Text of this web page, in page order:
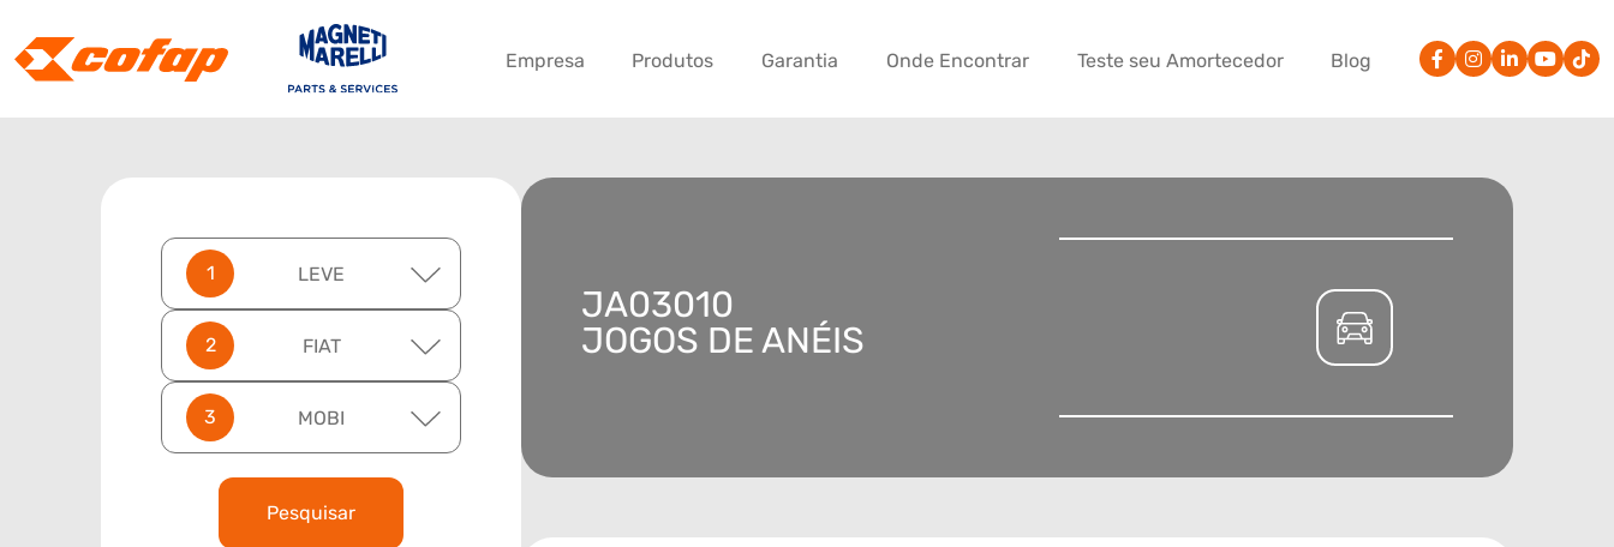
Empresa Produtos Garantia Onde Encontrar Teste seu Amortecedor Blog
LEVE
FIAT
MOBI
Pesquisar
JA03010
JOGOS DE ANÉIS